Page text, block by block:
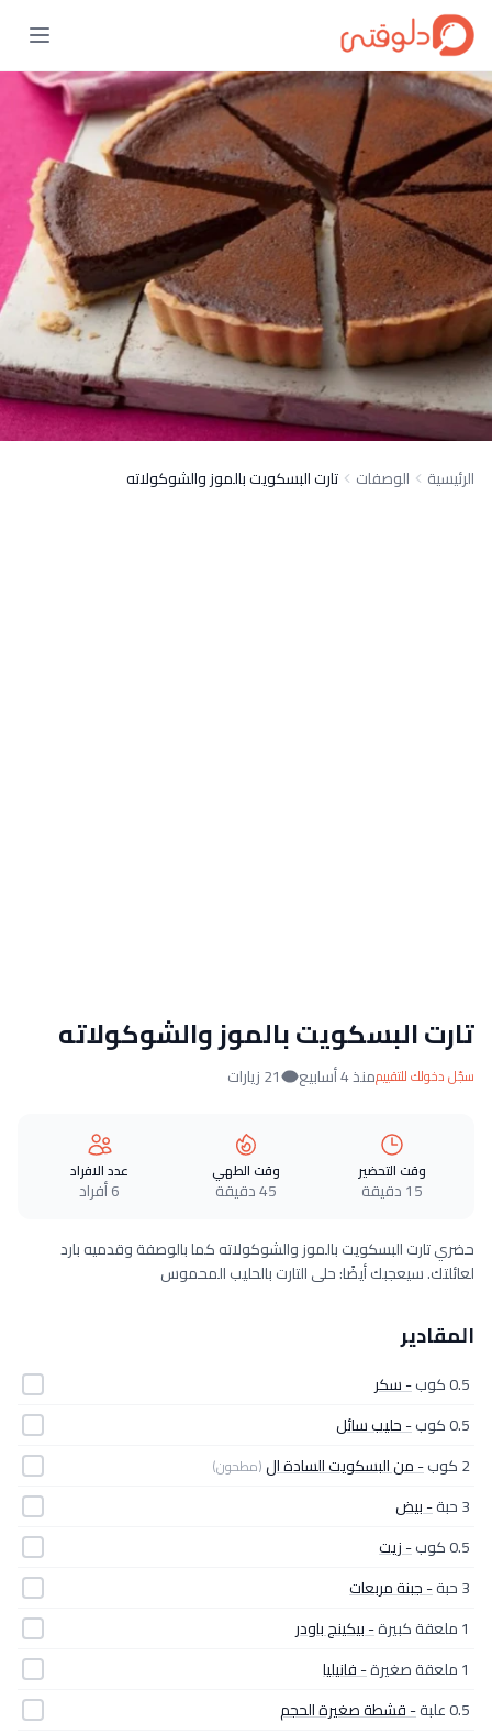
الرئيسية الوصفات تارت البسكويت بالموز والشوكولاته
تارت البسكويت بالموز والشوكولاته
سجّل دخولك للتقييممنذ 4 أسابيع 21 زيارات
وقت التحضير
15 دقيقة
وقت الطهي
45 دقيقة
عدد الافراد
6 أفراد
حضري تارت البسكويت بالموز والشوكولاته كما بالوصفة وقدميه بارد
لعائلتك. سيعجبك أيضًا: حلى التارت بالحليب المحموس
المقادير
0.5 كوب
- سكر
0.5 كوب
- حليب سائل
2 كوب
- من البسكويت السادة ال(مطحون)
3 حبة
- بيض
0.5 كوب
- زيت
3 حبة
- جبنة مربعات
1 ملعقة كبيرة
- بيكينج باودر
1 ملعقة صغيرة
- فانيليا
0.5 علبة
- قشطة صغيرة الحجم